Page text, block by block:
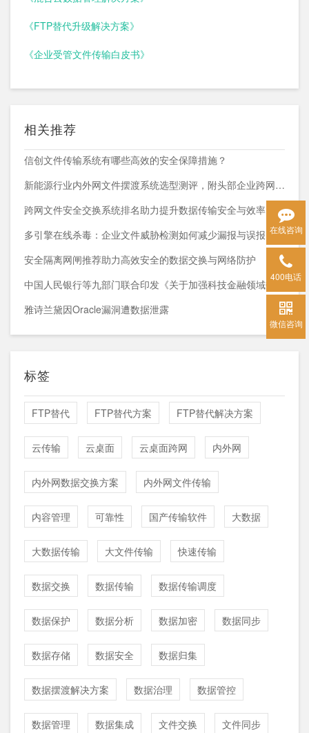
《FTP替代升级解决方案》
《企业受管文件传输白皮书》
相关推荐
信创文件传输系统有哪些高效的安全保障措施？
新能源行业内外网文件摆渡系统选型测评，附头部企业跨网部署案例
跨网文件安全交换系统排名助力提升数据传输安全与效率
多引擎在线杀毒：企业文件威胁检测如何减少漏报与误报？
安全隔离网闸推荐助力高效安全的数据交换与网络防护
中国人民银行等九部门联合印发《关于加强科技金融领域数据开发利用的通知》
雅诗兰黛因Oracle漏洞遭数据泄露
标签
FTP替代 FTP替代方案 FTP替代解决方案
云传输 云桌面 云桌面跨网 内外网
内外网数据交换方案 内外网文件传输
内容管理 可靠性 国产传输软件 大数据
大数据传输 大文件传输 快速传输
数据交换 数据传输 数据传输调度
数据保护 数据分析 数据加密 数据同步
数据存储 数据安全 数据归集
数据摆渡解决方案 数据治理 数据管控
数据管理 数据集成 文件交换 文件同步
在线咨询
400电话
微信咨询